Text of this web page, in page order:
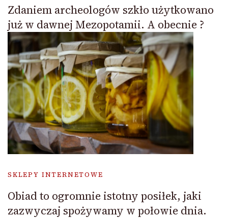
Zdaniem archeologów szkło użytkowano
już w dawnej Mezopotamii. A obecnie ?
SKLEPY INTERNETOWE
Obiad to ogromnie istotny posiłek, jaki
zazwyczaj spożywamy w połowie dnia.